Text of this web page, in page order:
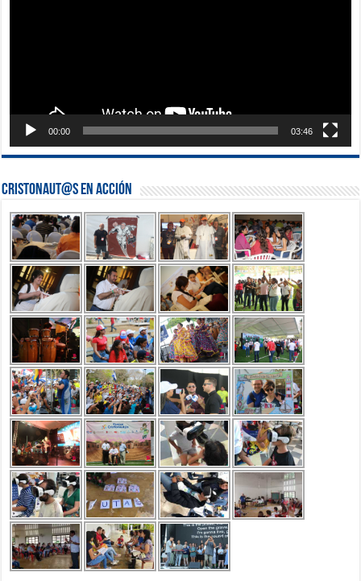
00:00 03:46
Cristonaut@s en Acción